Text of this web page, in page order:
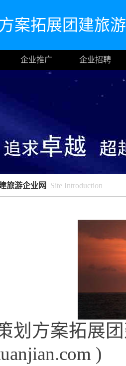
案拓展团建旅
企业推广 企业招聘
旅游企业网 Site Introduction
划方案拓展
)